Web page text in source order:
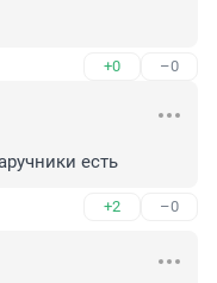
+0 –0
есть
+2 –0